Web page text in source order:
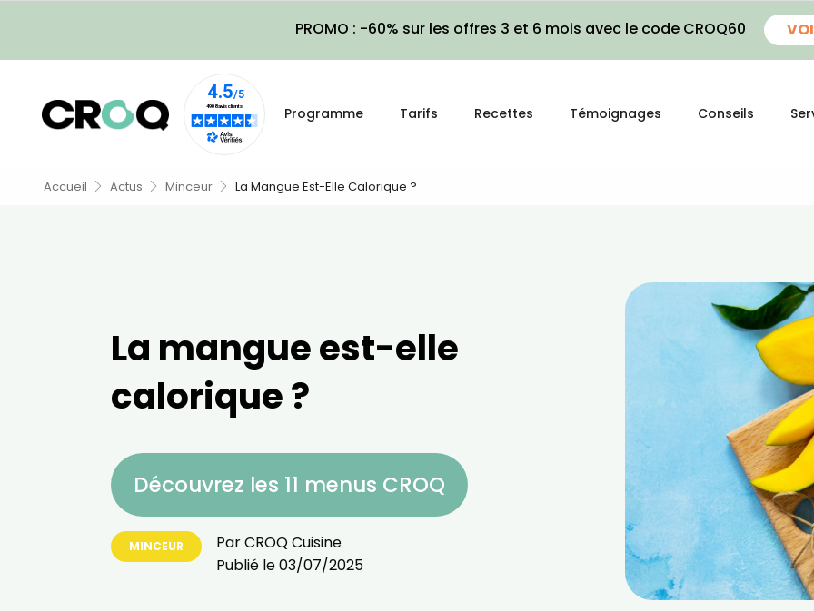
PROMO : -60% sur les offres 3 et 6 mois avec le code CROQ60
Programme Tarifs Recettes Témoignages Conseils
Accueil Actus Minceur La Mangue Est-Elle Calorique ?
La mangue est-elle
calorique ?
Découvrez les 11 menus CROQ
MINCEUR ParCROQ Cuisine
Publié le03/07/2025